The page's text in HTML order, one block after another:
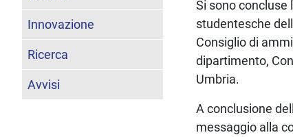
Si sono concluse
studentesche
Consiglio di
dipartimento,
Umbria.
A conclusione
messaggio alla
Innovazione
Ricerca
Avvisi